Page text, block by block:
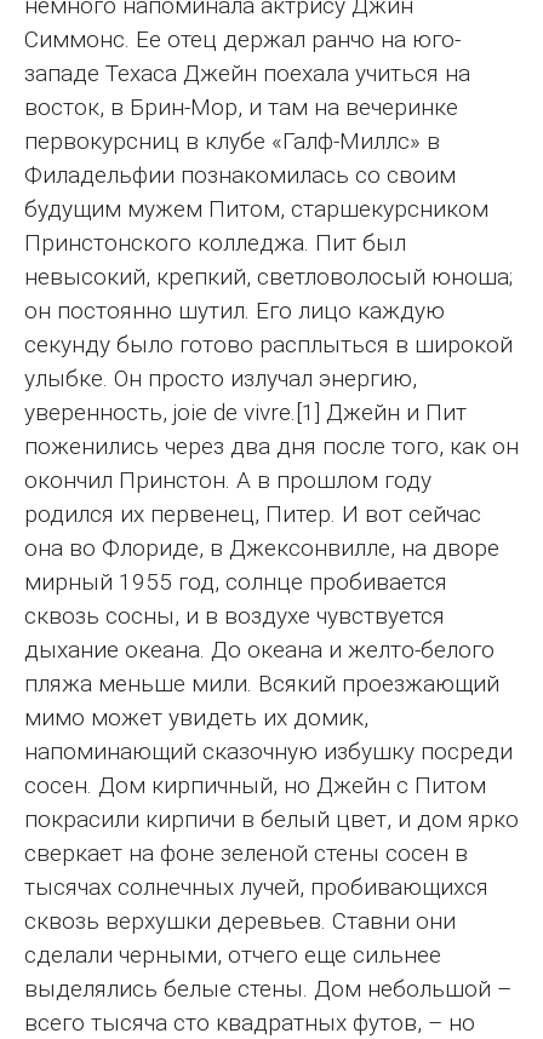
немного напоминала актрису Джин
Симмонс. Ее отец держал ранчо на юго-
западе Техаса Джейн поехала учиться на
восток, в Брин-Мор, и там на вечеринке
первокурсниц в клубе «Галф-Миллс» в
Филадельфии познакомилась со своим
будущим мужем Питом, старшекурсником
Принстонского колледжа. Пит был
невысокий, крепкий, светловолосый юноша;
он постоянно шутил. Его лицо каждую
секунду было готово расплыться в широкой
улыбке. Он просто излучал энергию,
уверенность, joie de vivre.[1] Джейн и Пит
поженились через два дня после того, как он
окончил Принстон. А в прошлом году
родился их первенец, Питер. И вот сейчас
она во Флориде, в Джексонвилле, на дворе
мирный 1955 год, солнце пробивается
сквозь сосны, и в воздухе чувствуется
дыхание океана. До океана и желто-белого
пляжа меньше мили. Всякий проезжающий
мимо может увидеть их домик,
напоминающий сказочную избушку посреди
сосен. Дом кирпичный, но Джейн с Питом
покрасили кирпичи в белый цвет, и дом ярко
сверкает на фоне зеленой стены сосен в
тысячах солнечных лучей, пробивающихся
сквозь верхушки деревьев. Ставни они
сделали черными, отчего еще сильнее
выделялись белые стены. Дом небольшой –
всего тысяча сто квадратных футов, – но